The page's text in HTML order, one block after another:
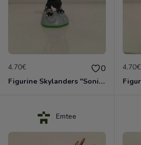
4.70€ 0
Figurine Skylanders "Sonic Boom"
4.70€
Emtee